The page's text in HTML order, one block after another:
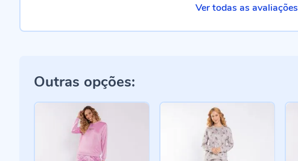
Ver todas as avaliações
Outras opções: